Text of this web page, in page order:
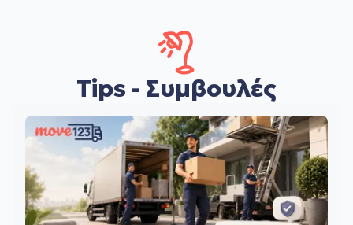
Tips - Συμβουλές